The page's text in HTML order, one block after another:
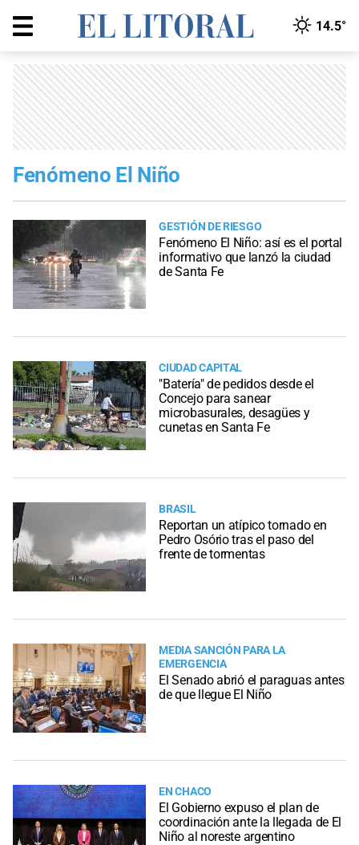
14.5°
Fenómeno El Niño
GESTIÓN DE RIESGO
Fenómeno El Niño: así es el portal
informativo que lanzó la ciudad
de Santa Fe
CIUDAD CAPITAL
"Batería" de pedidos desde el
Concejo para sanear
microbasurales, desagües y
cunetas en Santa Fe
BRASIL
Reportan un atípico tornado en
Pedro Osório tras el paso del
frente de tormentas
MEDIA SANCIÓN PARA LA
EMERGENCIA
El Senado abrió el paraguas antes
de que llegue El Niño
EN CHACO
El Gobierno expuso el plan de
coordinación ante la llegada de El
Niño al noreste argentino